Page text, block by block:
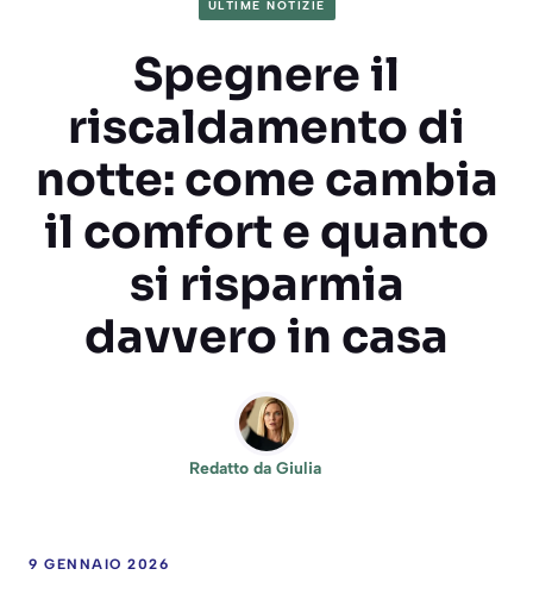
ULTIME NOTIZIE
Spegnere il
riscaldamento di
notte: come cambia
il comfort e quanto
si risparmia
davvero in casa
Redatto da Giulia
9 GENNAIO 2026